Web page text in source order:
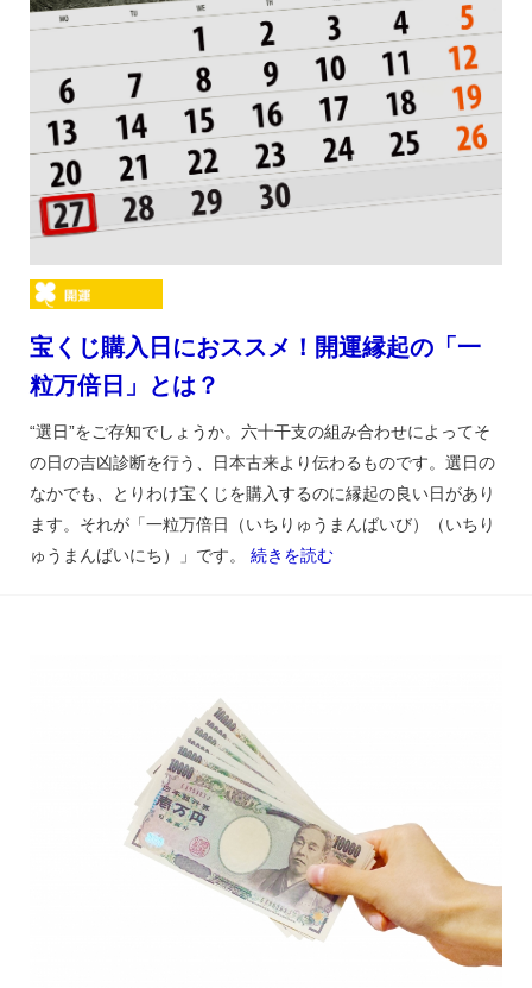
宝くじ購入日におススメ！開運縁起の「一
粒万倍日」とは？
“選日”をご存知でしょうか。六十干支の組み合わせによってそ
の日の吉凶診断を行う、日本古来より伝わるものです。選日の
なかでも、とりわけ宝くじを購入するのに縁起の良い日があり
ます。それが「一粒万倍日（いちりゅうまんばいび）（いちり
ゅうまんばいにち）」です。 続きを読む